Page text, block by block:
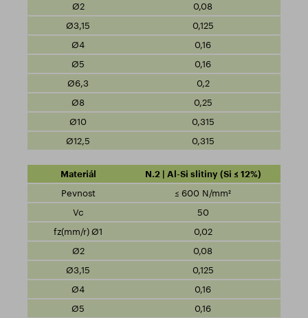
0,08
0,125
0,16
0,16
0,2
0,25
0,315
0,315
N.2 | Al-Si slitiny (Si ≤ 12%)
≤ 600 N/mm²
50
0,02
0,08
0,125
0,16
0,16